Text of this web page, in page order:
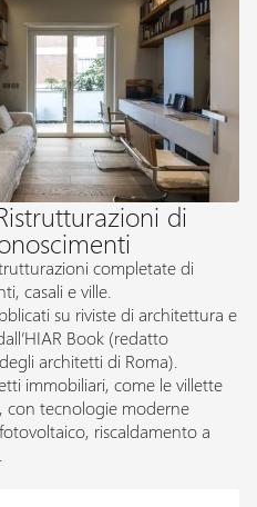
di
completate di
casali e ville.
su riviste di architettura e
Book (redatto
architetti di Roma).
immobiliari, come le villette
con tecnologie moderne
riscaldamento a